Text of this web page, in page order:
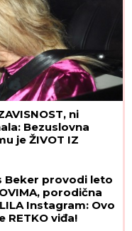
ni
Bezuslovna
je ŽIVOT IZ
Beker provodi leto
porodična
Instagram: Ovo
RETKO viđa!